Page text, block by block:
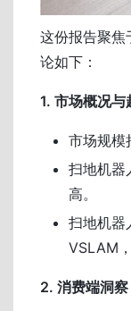
这份报告聚
论如下：
1. 市场概况与
市场规模
扫地机器
高。
扫地机器
VSLAM
2. 消费端洞察